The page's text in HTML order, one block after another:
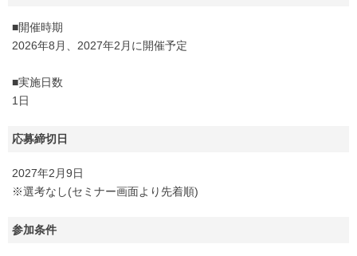
■開催時期
2026年8月、2027年2月に開催予定
■実施日数
1日
応募締切日
2027年2月9日
※選考なし(セミナー画面より先着順)
参加条件